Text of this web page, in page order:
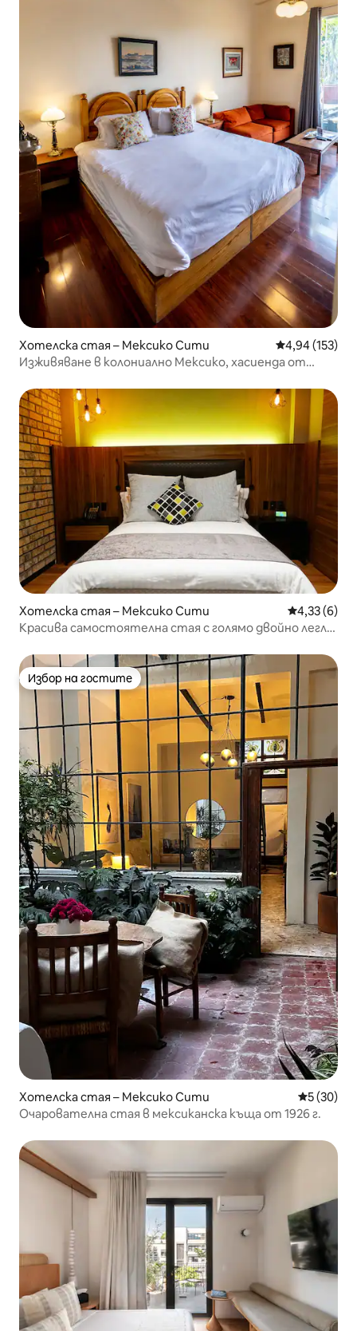
Хотелска стая – Мексико Сити Средна
4,94 (153)
Изживяване в колониално Мексико, хасиенда от
Хотелска стая – Мексико Сити Средна
4,33 (6)
Красива самостоятелна стая с голямо двойно легло
Избор на гостите
Избор на гостите
Хотелска стая – Мексико Сити Средна
5 (30)
Очарователна стая в мексиканска къща от 1926 г.